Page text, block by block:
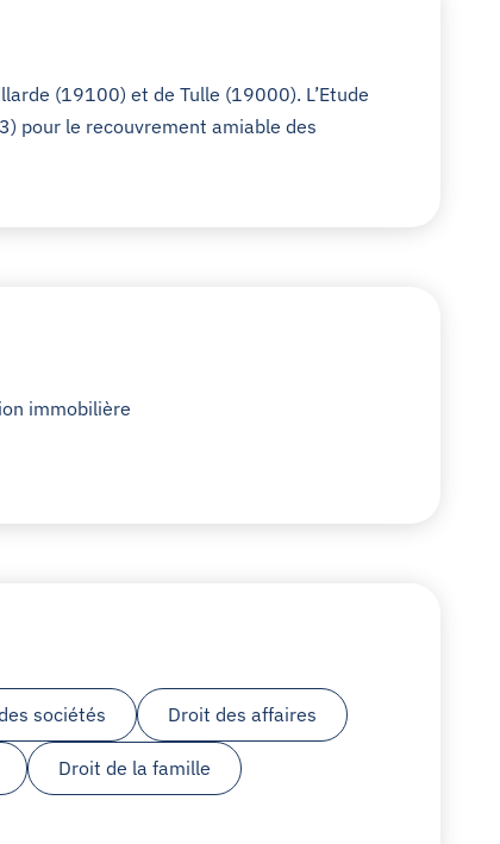
(19100) et de Tulle (19000). L’Etude
pour le recouvrement amiable des
immobilière
sociétés Droit des affaires
Droit de la famille